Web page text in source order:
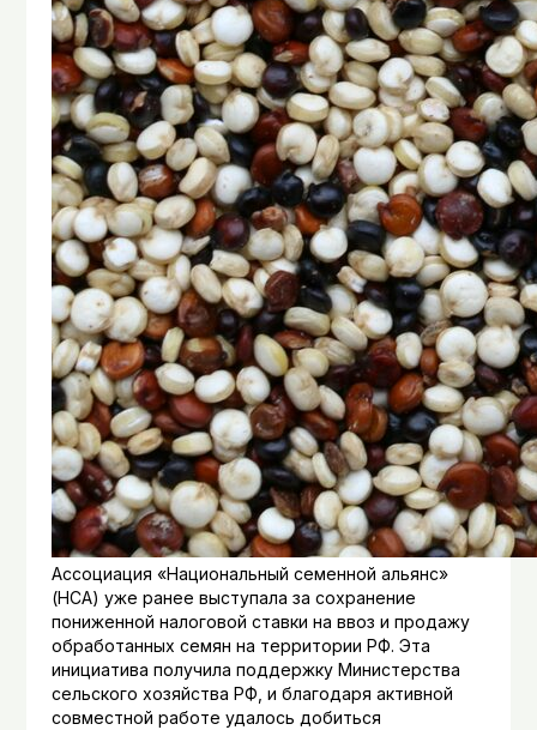
Ассоциация «Национальный семенной альянс»
(НСА) уже ранее выступала за сохранение
пониженной налоговой ставки на ввоз и продажу
обработанных семян на территории РФ. Эта
инициатива получила поддержку Министерства
сельского хозяйства РФ, и благодаря активной
совместной работе удалось добиться